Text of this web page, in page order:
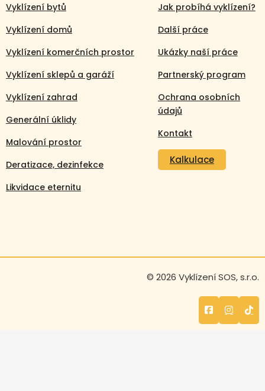
Vyklízení bytů
Vyklízení domů
Vyklízení komerčních prostor
Vyklízení sklepů a garáží
Vyklízení zahrad
Generální úklidy
Malování prostor
Deratizace, dezinfekce
Likvidace eternitu
Jak probíhá vyklízení?
Další práce
Ukázky naší práce
Partnerský program
Ochrana osobních
údajů
Kontakt
Kalkulace
© 2026 Vyklízení SOS, s.r.o.